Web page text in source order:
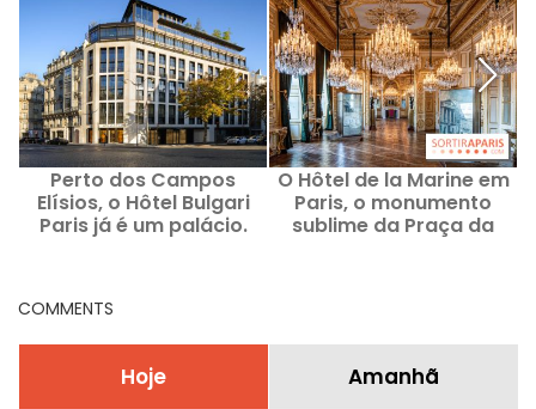
Perto dos Campos
Elísios, o Hôtel Bulgari
Paris já é um palácio.
O Hôtel de la Marine em
Paris, o monumento
sublime da Praça da
COMMENTS
Hoje Amanhã